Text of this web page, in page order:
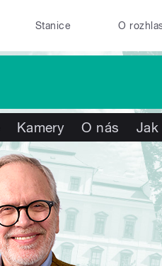
Stanice O
Kamery O nás Jak